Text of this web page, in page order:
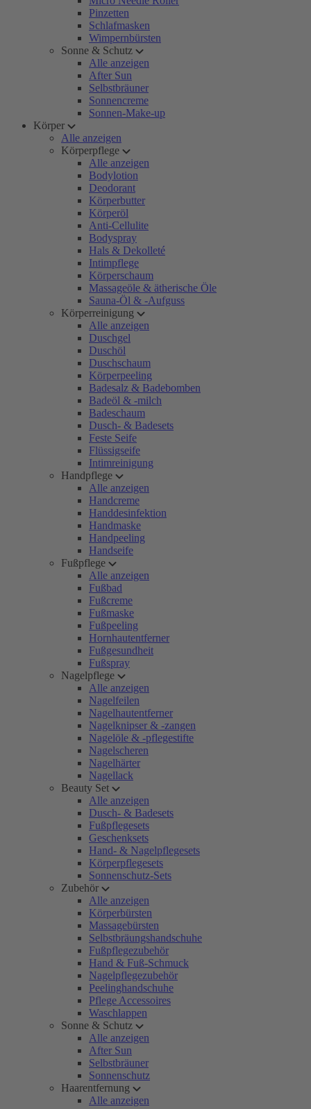
Pinzetten
Schlafmasken
Wimpernbürsten
Sonne & Schutz
Alle anzeigen
After Sun
Selbstbräuner
Sonnencreme
Sonnen-Make-up
Körper
Alle anzeigen
Körperpflege
Alle anzeigen
Bodylotion
Deodorant
Körperbutter
Körperöl
Anti-Cellulite
Bodyspray
Hals & Dekolleté
Intimpflege
Körperschaum
Massageöle & ätherische Öle
Sauna-Öl & -Aufguss
Körperreinigung
Alle anzeigen
Duschgel
Duschöl
Duschschaum
Körperpeeling
Badesalz & Badebomben
Badeöl & -milch
Badeschaum
Dusch- & Badesets
Feste Seife
Flüssigseife
Intimreinigung
Handpflege
Alle anzeigen
Handcreme
Handdesinfektion
Handmaske
Handpeeling
Handseife
Fußpflege
Alle anzeigen
Fußbad
Fußcreme
Fußmaske
Fußpeeling
Hornhautentferner
Fußgesundheit
Fußspray
Nagelpflege
Alle anzeigen
Nagelfeilen
Nagelhautentferner
Nagelknipser & -zangen
Nagelöle & -pflegestifte
Nagelscheren
Nagelhärter
Nagellack
Beauty Set
Alle anzeigen
Dusch- & Badesets
Fußpflegesets
Geschenksets
Hand- & Nagelpflegesets
Körperpflegesets
Sonnenschutz-Sets
Zubehör
Alle anzeigen
Körperbürsten
Massagebürsten
Selbstbräungshandschuhe
Fußpflegezubehör
Hand & Fuß-Schmuck
Nagelpflegezubehör
Peelinghandschuhe
Pflege Accessoires
Waschlappen
Sonne & Schutz
Alle anzeigen
After Sun
Selbstbräuner
Sonnenschutz
Haarentfernung
Alle anzeigen